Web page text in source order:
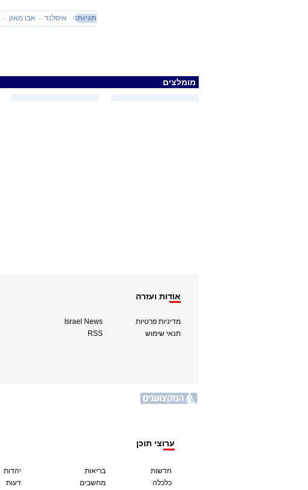
תגיות: איסלנד אבו מאזן
מומלצים
אודות ועזרה
מדיניות פרטיות
תנאי שימוש
Israel News
RSS
ערוצי תוכן
חדשות
כלכלה
בריאות
מחשבים
יהדות
דעות